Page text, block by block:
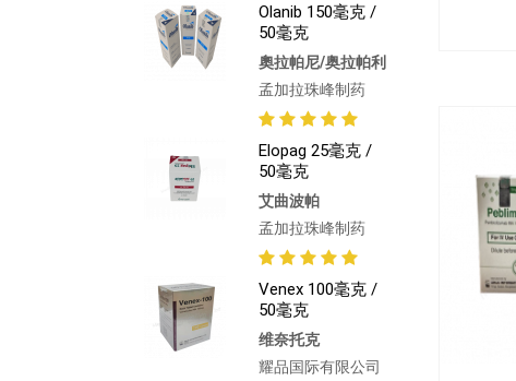
Olanib 150毫克 /
50毫克
奧拉帕尼/奥拉帕利
孟加拉珠峰制药
Elopag 25毫克 /
50毫克
艾曲波帕
孟加拉珠峰制药
Venex 100毫克 /
50毫克
维奈托克
耀品国际有限公司